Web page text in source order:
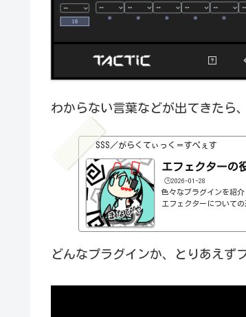
わからない言葉などが出てきたら
SSS／がらくてぃっく＝すぺぇす
エフェクターの
🕒️2026-01-28
色々なプラグインを紹
エフェクターについて
ルドですよね、なんて
説明を毎回書くのも、
どんなプラグインか、とりあえず